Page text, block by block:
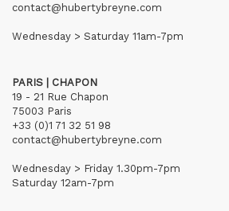
contact@hubertybreyne.com
Wednesday > Saturday 11am-7pm
PARIS | CHAPON
19 - 21 Rue Chapon
75003 Paris
+33 (0)1 71 32 51 98
contact@hubertybreyne.com
Wednesday > Friday 1.30pm-7pm
Saturday 12am-7pm